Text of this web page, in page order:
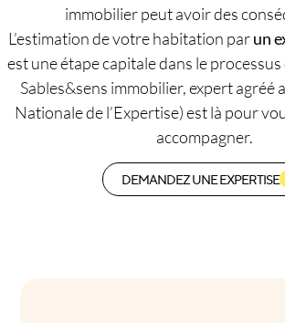
immobilier peut avoir des
L’estimation de votre habitation parun
est une étape capitale dans le processus
Sables&sens immobilier, expert agréé
Nationale de l’Expertise) est là pour
accompagner.
DEMANDEZ UNE EXPERTISE